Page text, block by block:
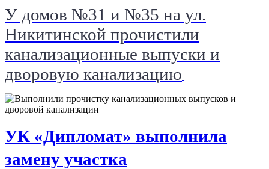
У домов №31 и №35 на ул.
Никитинской прочистили
канализационные выпуски и
дворовую канализацию
УК «Дипломат» выполнила
замену участка